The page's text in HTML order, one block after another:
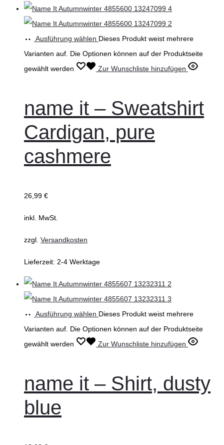
Ausführung wählen Dieses Produkt weist mehrere
Varianten auf. Die Optionen können auf der Produktseite
gewählt werden
Zur Wunschliste hinzufügen
name it – Sweatshirt
Cardigan, pure
cashmere
26,99 €
inkl. MwSt.
zzgl. Versandkosten
Lieferzeit: 2-4 Werktage
Ausführung wählen Dieses Produkt weist mehrere
Varianten auf. Die Optionen können auf der Produktseite
gewählt werden
Zur Wunschliste hinzufügen
name it – Shirt, dusty
blue